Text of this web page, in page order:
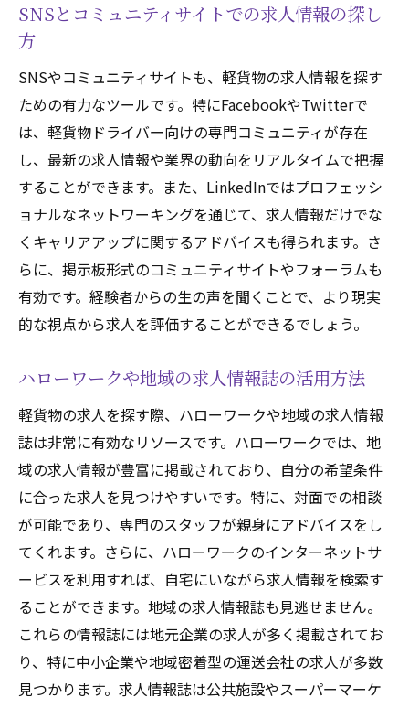
SNSとコミュニティサイトでの求人情報の探し
方
SNSやコミュニティサイトも、軽貨物の求人情報を探す
ための有力なツールです。特にFacebookやTwitterで
は、軽貨物ドライバー向けの専門コミュニティが存在
し、最新の求人情報や業界の動向をリアルタイムで把握
することができます。また、LinkedInではプロフェッシ
ョナルなネットワーキングを通じて、求人情報だけでな
くキャリアアップに関するアドバイスも得られます。さ
らに、掲示板形式のコミュニティサイトやフォーラムも
有効です。経験者からの生の声を聞くことで、より現実
的な視点から求人を評価することができるでしょう。
ハローワークや地域の求人情報誌の活用方法
軽貨物の求人を探す際、ハローワークや地域の求人情報
誌は非常に有効なリソースです。ハローワークでは、地
域の求人情報が豊富に掲載されており、自分の希望条件
に合った求人を見つけやすいです。特に、対面での相談
が可能であり、専門のスタッフが親身にアドバイスをし
てくれます。さらに、ハローワークのインターネットサ
ービスを利用すれば、自宅にいながら求人情報を検索す
ることができます。地域の求人情報誌も見逃せません。
これらの情報誌には地元企業の求人が多く掲載されてお
り、特に中小企業や地域密着型の運送会社の求人が多数
見つかります。求人情報誌は公共施設やスーパーマーケ